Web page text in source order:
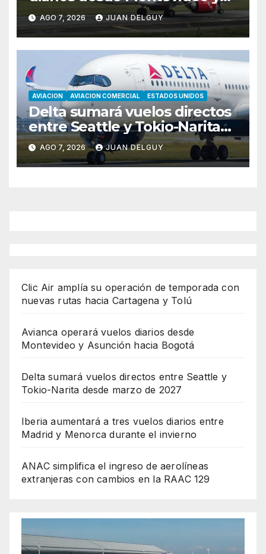
Asunción hacia Bogotá
AGO 7, 2026 JUAN DELGUY
AVIACION AVIACION COMERCIAL ESTADOS UNIDOS
Delta sumará vuelos directos
entre Seattle y Tokio-Narita
desde marzo de 2027
AGO 7, 2026 JUAN DELGUY
Clic Air amplía su operación de temporada con
nuevas rutas hacia Cartagena y Tolú
Avianca operará vuelos diarios desde
Montevideo y Asunción hacia Bogotá
Delta sumará vuelos directos entre Seattle y
Tokio-Narita desde marzo de 2027
Iberia aumentará a tres vuelos diarios entre
Madrid y Menorca durante el invierno
ANAC simplifica el ingreso de aerolíneas
extranjeras con cambios en la RAAC 129